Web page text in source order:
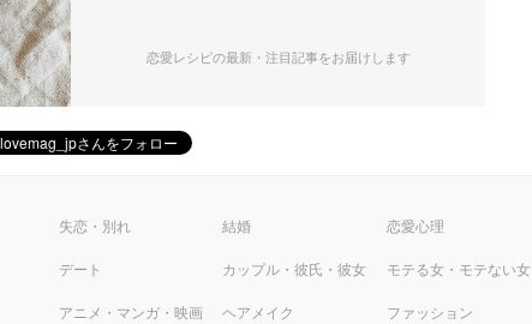
恋愛レシピの最新・注目記事をお届けします
失恋・別れ 結婚 恋愛心理
デート カップル・彼氏・彼女 モテる女・モテない女
アニメ・マンガ・映画 ヘアメイク ファッション